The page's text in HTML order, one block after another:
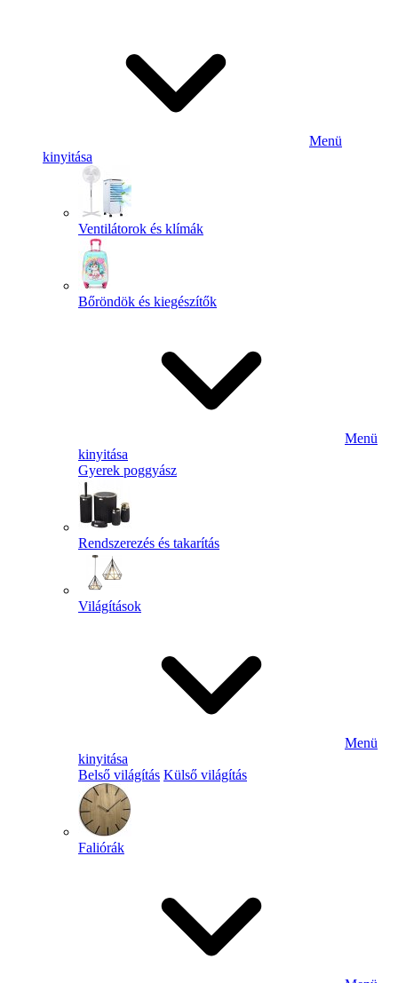
Menü
kinyitása
Ventilátorok és klímák
Bőröndök és kiegészítők
Menü
kinyitása
Gyerek poggyász
Rendszerezés és takarítás
Világítások
Menü
kinyitása
Belső világítás Külső világítás
Faliórák